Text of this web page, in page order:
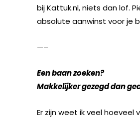
bij Kattuk.nl, niets dan lof.
absolute aanwinst voor je
—–
Een baan zoeken?
Makkelijker gezegd dan
Er zijn weet ik veel hoeveel